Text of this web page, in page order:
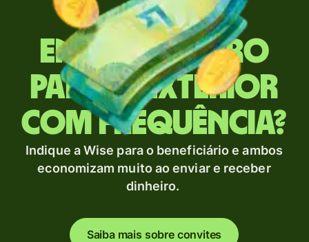
Envia dinheiro
para o exterior
com frequência?
Indique a Wise para o beneficiário e ambos
economizam muito ao enviar e receber
dinheiro.
Saiba mais sobre convites